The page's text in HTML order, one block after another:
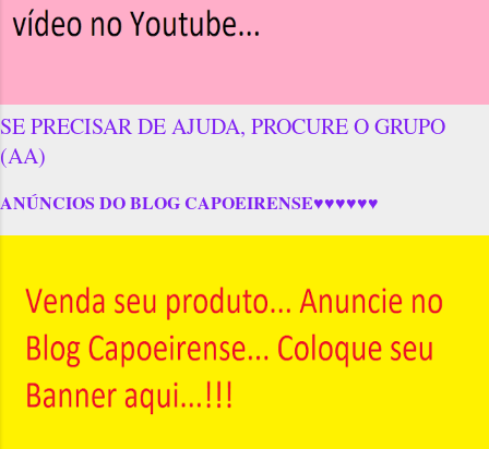
SE PRECISAR DE AJUDA, PROCURE O GRUPO
(AA)
ANÚNCIOS DO BLOG CAPOEIRENSE♥♥♥♥♥♥